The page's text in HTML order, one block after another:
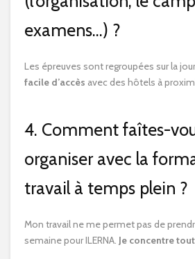
examens…) ?
Les épreuves sont regroupées sur la
facile d’accès avec des hôtels à
4. Comment faîtes-
organiser avec la
travail à temps plein ?
Mon travail ne me permet pas de
semaine pour ILERNA. Je concentre